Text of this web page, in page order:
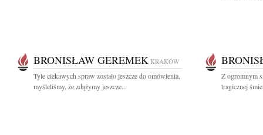
BRONISŁAW GEREMEK KRAKÓW
Tyle ciekawych spraw zostało jeszcze do omówienia,
myśleliśmy, że zdążymy jeszcze...
Z ogromnym
tragicznej